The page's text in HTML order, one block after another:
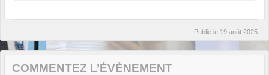
Publié le 19 août 2025
COMMENTEZ L’ÉVÈNEMENT